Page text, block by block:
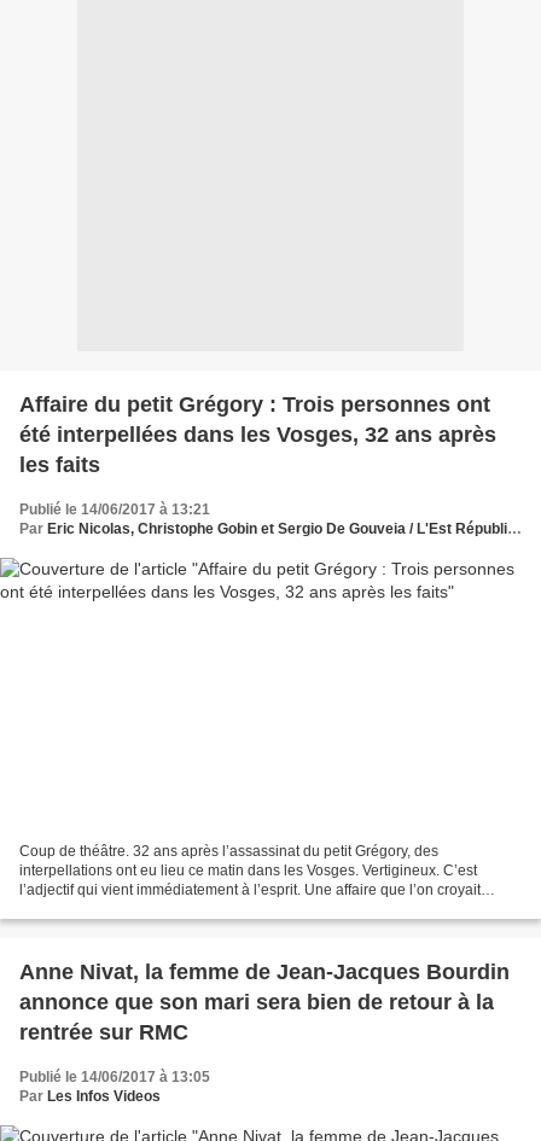
Affaire du petit Grégory : Trois personnes ont
été interpellées dans les Vosges, 32 ans après
les faits
Publié le 14/06/2017 à 13:21
Par Eric Nicolas, Christophe Gobin et Sergio De Gouveia / L'Est Républicain
Coup de théâtre. 32 ans après l’assassinat du petit Grégory, des
interpellations ont eu lieu ce matin dans les Vosges. Vertigineux. C’est
l’adjectif qui vient immédiatement à l’esprit. Une affaire que l’on croyait
Anne Nivat, la femme de Jean-Jacques Bourdin
annonce que son mari sera bien de retour à la
rentrée sur RMC
Publié le 14/06/2017 à 13:05
Par Les Infos Videos